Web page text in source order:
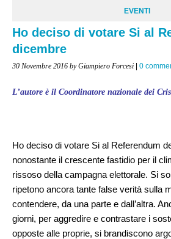
EVENTI
Ho deciso di votare Si al
dicembre
30 Novembre 2016 by Giampiero Forcesi | 0
L’autore è il Coordinatore nazionale dei
Ho deciso di votare Si al Referendum
nonostante il crescente fastidio per il
rissoso della campagna elettorale. Si
ripetono ancora tante false verità sulla
contendere, da una parte e dall’altra.
giorni, per aggredire e contrastare i
opposte alle proprie, si brandiscono